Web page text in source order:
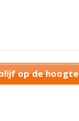
op de hoogte